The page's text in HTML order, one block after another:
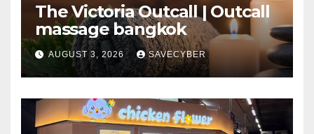
The Victoria Outcall | Outcall
massage bangkok
AUGUST 3, 2026 SAVECYBER